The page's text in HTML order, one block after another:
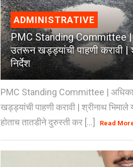
ADMINISTRATIVE
PMC Standing Committee |
उतरून खड्ड्यांची पाहणी करावी |
निर्देश
PMC Standing Committee |
खड्ड्यांची पाहणी करावी | श्रीनाथ भिमाले
होताच तातडीने दुरुस्ती कर [...]
Read